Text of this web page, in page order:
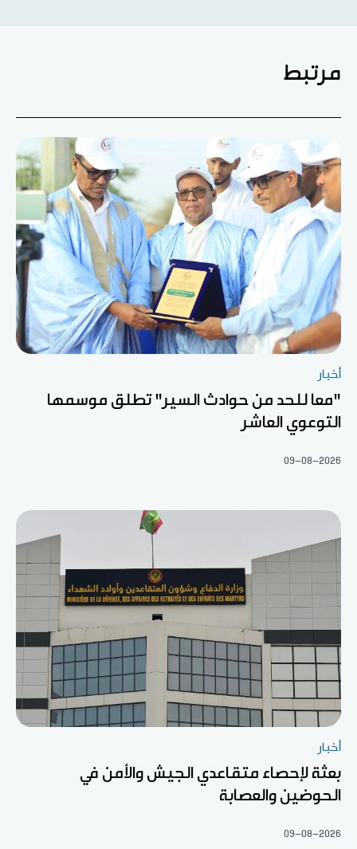
مرتبط
أخبار
"معا للحد من حوادث السير" تطلق موسمها
التوعوي العاشر
09-08-2026
أخبار
بعثة لإحصاء متقاعدي الجيش والأمن في
الحوضين والعصابة
09-08-2026